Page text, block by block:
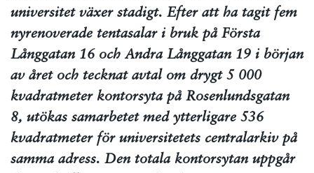
universitet växer stadigt. Efter att ha tagit fem
nyrenoverade tentasalar i bruk på Första
Långgatan 16 och Andra Långgatan 19 i början
av året och tecknat avtal om drygt 5 000
kvadratmeter kontorsyta på Rosenlundsgatan
8, utökas samarbetet med ytterligare 536
kvadratmeter för universitetets centralarkiv på
samma adress. Den totala kontorsytan uppgår